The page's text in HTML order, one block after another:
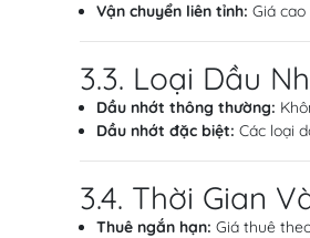
Vận chuyển liên tỉnh: Giá
3.3. Loại Dầu
Dầu nhớt thông thường:
Dầu nhớt đặc biệt: Các loại
3.4. Thời Gian
Thuê ngắn hạn: Giá thuê